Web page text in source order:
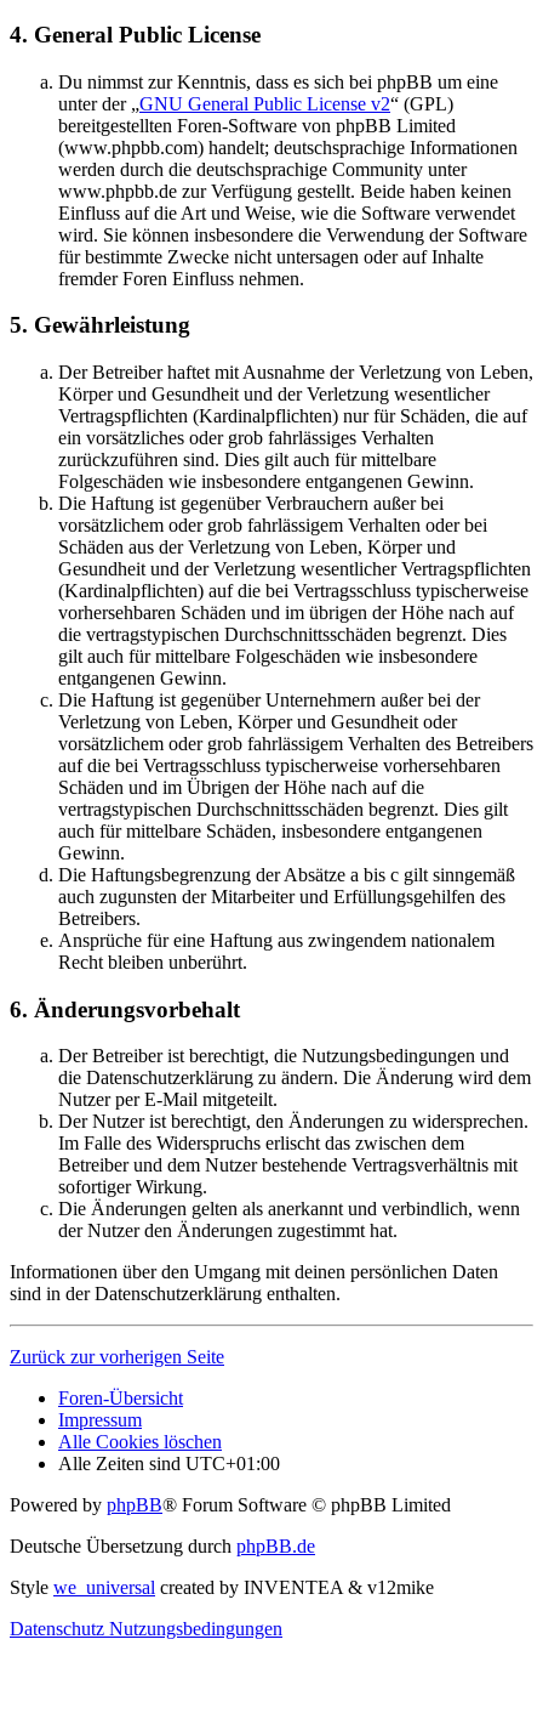
4. General Public License
Du nimmst zur Kenntnis, dass es sich bei phpBB um eine
unter der „GNU General Public License v2“ (GPL)
bereitgestellten Foren-Software von phpBB Limited
(www.phpbb.com) handelt; deutschsprachige Informationen
werden durch die deutschsprachige Community unter
www.phpbb.de zur Verfügung gestellt. Beide haben keinen
Einfluss auf die Art und Weise, wie die Software verwendet
wird. Sie können insbesondere die Verwendung der Software
für bestimmte Zwecke nicht untersagen oder auf Inhalte
fremder Foren Einfluss nehmen.
5. Gewährleistung
Der Betreiber haftet mit Ausnahme der Verletzung von Leben,
Körper und Gesundheit und der Verletzung wesentlicher
Vertragspflichten (Kardinalpflichten) nur für Schäden, die auf
ein vorsätzliches oder grob fahrlässiges Verhalten
zurückzuführen sind. Dies gilt auch für mittelbare
Folgeschäden wie insbesondere entgangenen Gewinn.
Die Haftung ist gegenüber Verbrauchern außer bei
vorsätzlichem oder grob fahrlässigem Verhalten oder bei
Schäden aus der Verletzung von Leben, Körper und
Gesundheit und der Verletzung wesentlicher Vertragspflichten
(Kardinalpflichten) auf die bei Vertragsschluss typischerweise
vorhersehbaren Schäden und im übrigen der Höhe nach auf
die vertragstypischen Durchschnittsschäden begrenzt. Dies
gilt auch für mittelbare Folgeschäden wie insbesondere
entgangenen Gewinn.
Die Haftung ist gegenüber Unternehmern außer bei der
Verletzung von Leben, Körper und Gesundheit oder
vorsätzlichem oder grob fahrlässigem Verhalten des Betreibers
auf die bei Vertragsschluss typischerweise vorhersehbaren
Schäden und im Übrigen der Höhe nach auf die
vertragstypischen Durchschnittsschäden begrenzt. Dies gilt
auch für mittelbare Schäden, insbesondere entgangenen
Gewinn.
Die Haftungsbegrenzung der Absätze a bis c gilt sinngemäß
auch zugunsten der Mitarbeiter und Erfüllungsgehilfen des
Betreibers.
Ansprüche für eine Haftung aus zwingendem nationalem
Recht bleiben unberührt.
6. Änderungsvorbehalt
Der Betreiber ist berechtigt, die Nutzungsbedingungen und
die Datenschutzerklärung zu ändern. Die Änderung wird dem
Nutzer per E-Mail mitgeteilt.
Der Nutzer ist berechtigt, den Änderungen zu widersprechen.
Im Falle des Widerspruchs erlischt das zwischen dem
Betreiber und dem Nutzer bestehende Vertragsverhältnis mit
sofortiger Wirkung.
Die Änderungen gelten als anerkannt und verbindlich, wenn
der Nutzer den Änderungen zugestimmt hat.
Informationen über den Umgang mit deinen persönlichen Daten
sind in der Datenschutzerklärung enthalten.
Zurück zur vorherigen Seite
Foren-Übersicht
Impressum
Alle Cookies löschen
Alle Zeiten sind UTC+01:00
Powered by phpBB® Forum Software © phpBB Limited
Deutsche Übersetzung durch phpBB.de
Style we_universal created by INVENTEA & v12mike
Datenschutz Nutzungsbedingungen